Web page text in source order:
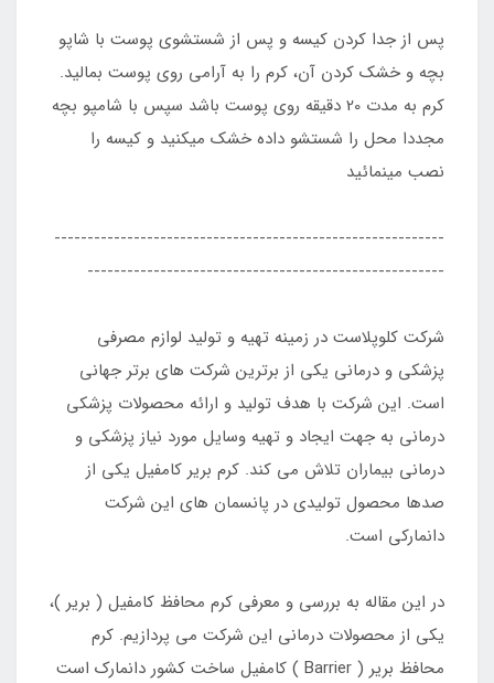
پس از جدا کردن کیسه و پس از شستشوی پوست با شاپو
بچه و خشک کردن آن، کرم را به آرامی روی پوست بمالید.
کرم به مدت 20 دقیقه روی پوست باشد سپس با شامپو بچه
مجددا محل را شستشو داده خشک میکنید و کیسه را
نصب مینمائید
-----------------------------------------------------------
------------------------------------------------------
شرکت کلوپلاست در زمینه تهیه و تولید لوازم مصرفی
پزشکی و درمانی یکی از برترین شرکت های برتر جهانی
است. این شرکت با هدف تولید و ارائه محصولات پزشکی
درمانی به جهت ایجاد و تهیه وسایل مورد نیاز پزشکی و
درمانی بیماران تلاش می کند. کرم بریر کامفیل یکی از
صدها محصول تولیدی در پانسمان های این شرکت
دانمارکی است.
در این مقاله به بررسی و معرفی کرم محافظ کامفیل ( بریر )،
یکی از محصولات درمانی این شرکت می پردازیم. کرم
محافظ بریر ( Barrier ) کامفیل ساخت کشور دانمارک است